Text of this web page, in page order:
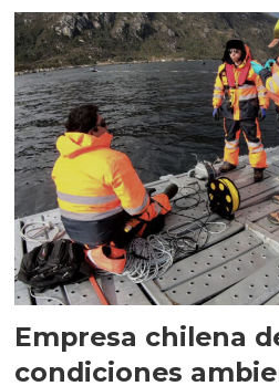
Empresa chilena
condiciones